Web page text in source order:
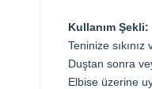
Kullanım Şekli:
Teninize
Duştan sonra
Elbise üzerine